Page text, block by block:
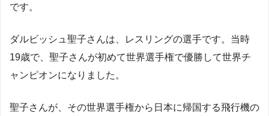
です。
ダルビッシュ聖子さんは、レスリングの選手です。当時
19歳で、聖子さんが初めて世界選手権で優勝して世界チ
ャンピオンになりました。
聖子さんが、その世界選手権から日本に帰国する飛行機の